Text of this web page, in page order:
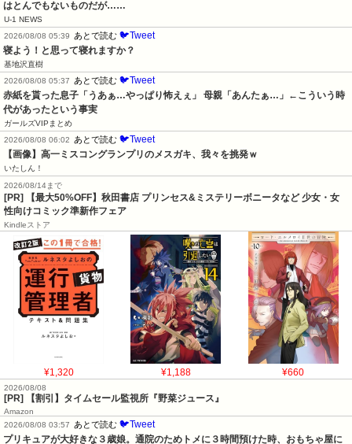
はとんでもないものだが……
U-1 NEWS
2026/08/08 05:39
あとで読む 🐦Tweet
寝よう！と思って寝れますか？
基地沢直樹
2026/08/08 05:37
あとで読む 🐦Tweet
赤紙を貰った息子「うあぁ…やっぱり怖えぇ」 母親「あんたぁ…」←こういう時
代があったという事実
ガールズVIPまとめ
2026/08/08 06:02
あとで読む 🐦Tweet
【画像】高一ミスコングランプリのメスガキ、我々を挑発ｗ
いたしん！
2026/08/14まで
[PR] 【最大50%OFF】秋田書店 プリンセス&ミステリーボニータなど 少女・女
性向けコミック準新作フェア
Kindleストア
¥1,320 ¥1,188 ¥660
2026/08/08
[PR] 【割引】タイムセール監視所『野菜ジュース』
Amazon
2026/08/08 03:57
あとで読む 🐦Tweet
プリキュアが大好きな３歳娘。通院のためトメに３時間預けた時、おもちゃ屋に